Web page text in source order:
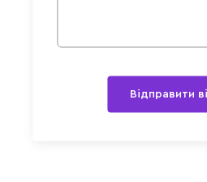
Відправити